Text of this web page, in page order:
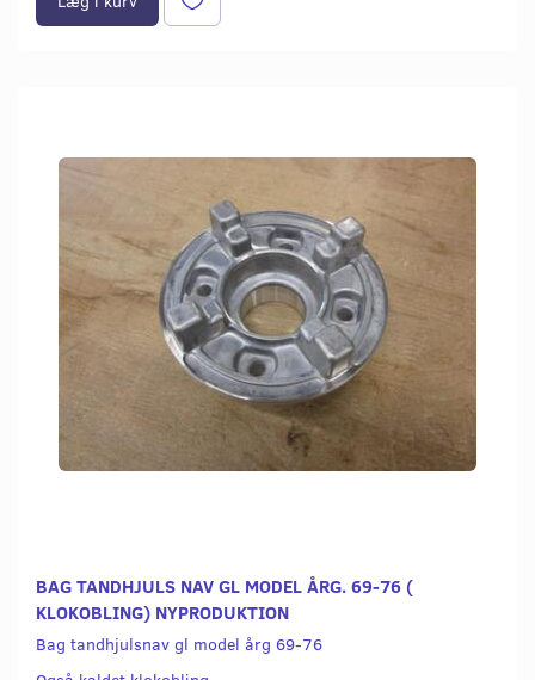
BAG TANDHJULS NAV GL MODEL ÅRG. 69-76 (
KLOKOBLING) NYPRODUKTION
Bag tandhjulsnav gl model årg 69-76